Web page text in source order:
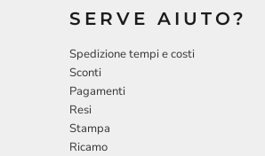
SERVE AIUTO?
Spedizione tempi e costi
Sconti
Pagamenti
Resi
Stampa
Ricamo